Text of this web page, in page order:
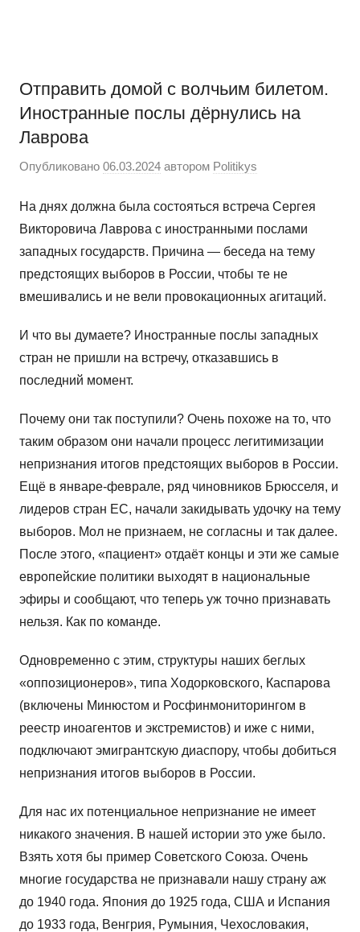
на
WordPress
Отправить домой с волчьим билетом.
Иностранные послы дёрнулись на
Лаврова
Опубликовано 06.03.2024 автором Politikys
На днях должна была состояться встреча Сергея
Викторовича Лаврова с иностранными послами
западных государств. Причина — беседа на тему
предстоящих выборов в России, чтобы те не
вмешивались и не вели провокационных агитаций.
И что вы думаете? Иностранные послы западных
стран не пришли на встречу, отказавшись в
последний момент.
Почему они так поступили? Очень похоже на то, что
таким образом они начали процесс легитимизации
непризнания итогов предстоящих выборов в России.
Ещё в январе-феврале, ряд чиновников Брюсселя, и
лидеров стран ЕС, начали закидывать удочку на тему
выборов. Мол не признаем, не согласны и так далее.
После этого, «пациент» отдаёт концы и эти же самые
европейские политики выходят в национальные
эфиры и сообщают, что теперь уж точно признавать
нельзя. Как по команде.
Одновременно с этим, структуры наших беглых
«оппозиционеров», типа Ходорковского, Каспарова
(включены Минюстом и Росфинмониторингом в
реестр иноагентов и экстремистов) и иже с ними,
подключают эмигрантскую диаспору, чтобы добиться
непризнания итогов выборов в России.
Для нас их потенциальное непризнание не имеет
никакого значения. В нашей истории это уже было.
Взять хотя бы пример Советского Союза. Очень
многие государства не признавали нашу страну аж
до 1940 года. Япония до 1925 года, США и Испания
до 1933 года, Венгрия, Румыния, Чехословакия,